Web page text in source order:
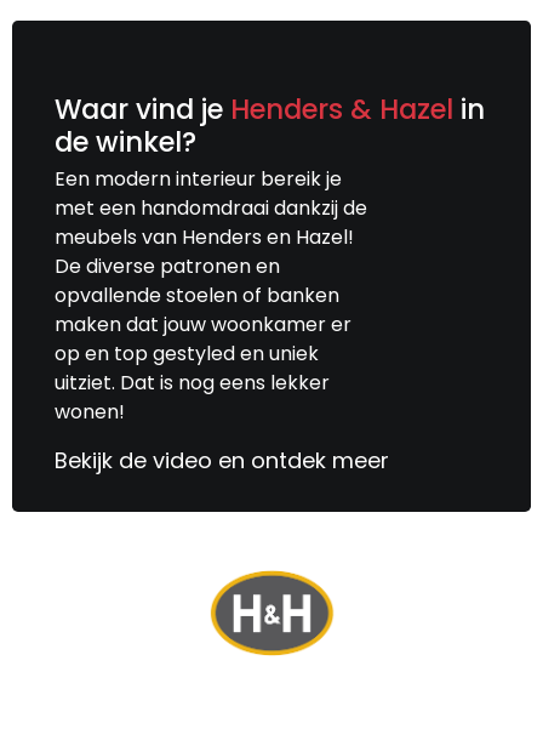
Waar vind je Henders & Hazel in
de winkel?
Een modern interieur bereik je
met een handomdraai dankzij de
meubels van Henders en Hazel!
De diverse patronen en
opvallende stoelen of banken
maken dat jouw woonkamer er
op en top gestyled en uniek
uitziet. Dat is nog eens lekker
wonen!
Bekijk de video en ontdek meer